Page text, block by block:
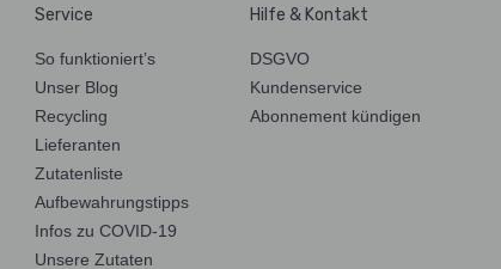
Service
So funktioniert’s
Unser Blog
Recycling
Lieferanten
Zutatenliste
Aufbewahrungstipps
Infos zu COVID-19
Unsere Zutaten
Hilfe & Kontakt
DSGVO
Kundenservice
Abonnement kündigen